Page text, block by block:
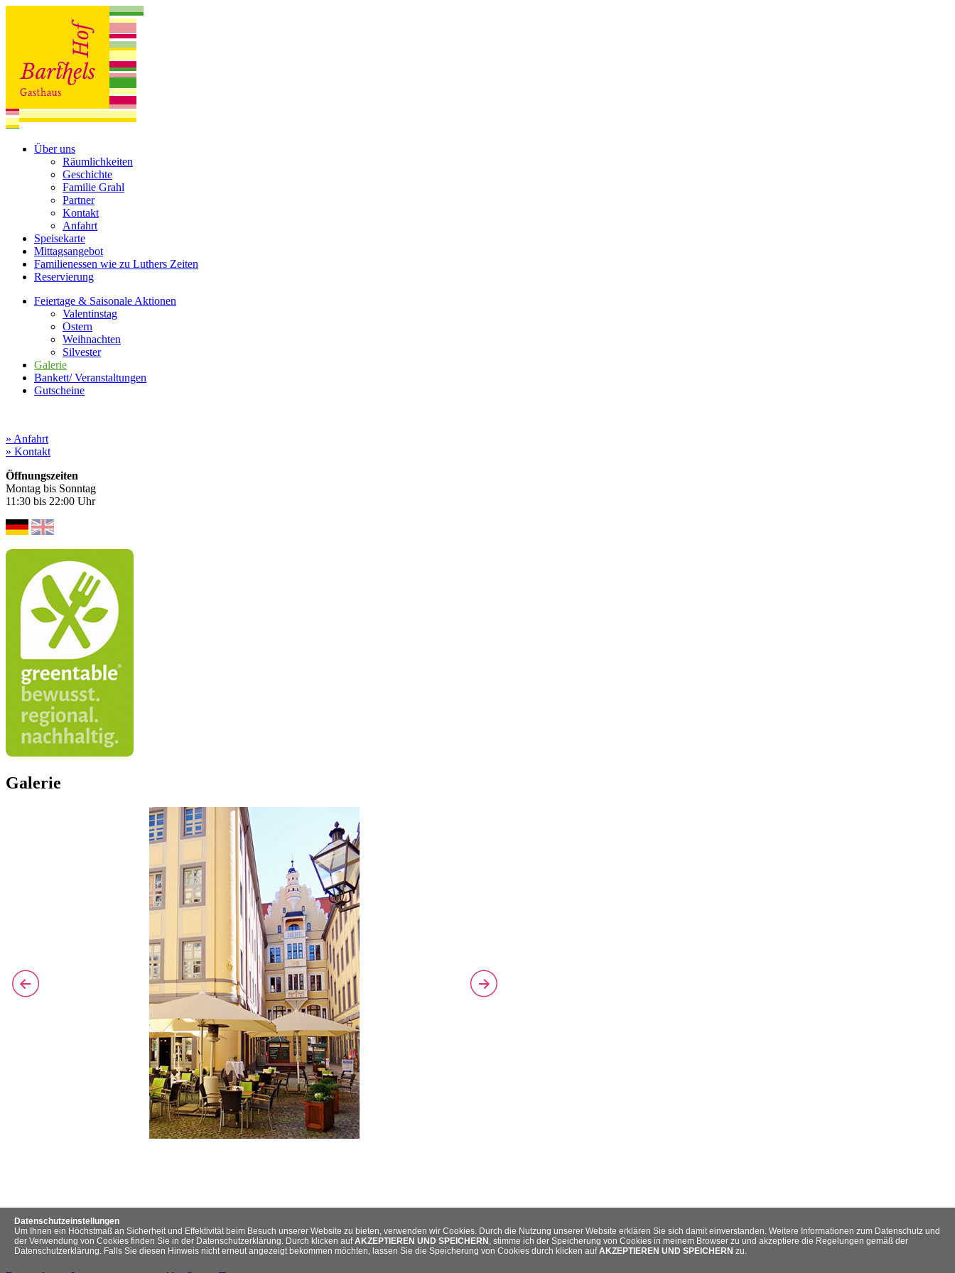
Datenschutzeinstellungen
Um Ihnen ein Höchstmaß an Sicherheit und Effektivität beim Besuch unserer Website zu bieten, verwenden wir Cookies. Durch die Nutzung unserer Website erklären Sie sich damit einverstanden. Weitere Informationen zum Datenschutz und
der Verwendung von Cookies finden Sie in der Datenschutzerklärung. Durch klicken aufAKZEPTIEREN UND SPEICHERN , stimme ich der Speicherung von Cookies in meinem Browser zu und akzeptiere die Regelungen gemäß der
Datenschutzerklärung. Falls Sie diesen Hinweis nicht erneut angezeigt bekommen möchten, lassen Sie die Speicherung von Cookies durch klicken aufAKZEPTIEREN UND SPEICHERN zu.
Über uns
Räumlichkeiten
Geschichte
Familie Grahl
Partner
Kontakt
Anfahrt
Speisekarte
Mittagsangebot
Familienessen wie zu Luthers Zeiten
Reservierung
Feiertage & Saisonale Aktionen
Valentinstag
Ostern
Weihnachten
Silvester
Galerie
Bankett/ Veranstaltungen
Gutscheine
» Anfahrt
» Kontakt
Öffnungszeiten
Montag bis Sonntag
11:30 bis 22:00 Uhr
Galerie